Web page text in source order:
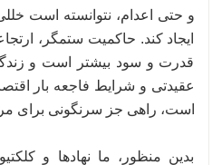
و حتی اعدام، نتوانسته است
ایجاد کند. حاکمیت ستمگر،
قدرت و سود بیشتر است و
عقیدتی و شرایط فاجعه بار
است، راهی جز سرنگونی برای‌
بدین منظور، ما نهادها و